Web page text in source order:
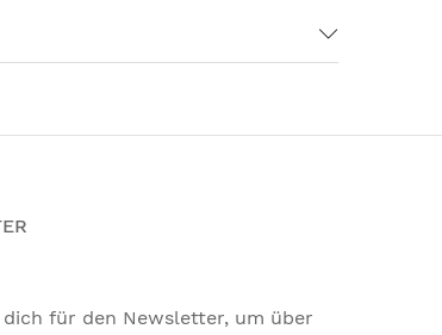
dich für den Newsletter, um über